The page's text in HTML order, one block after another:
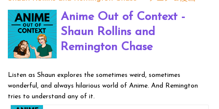
Anime Out of Context -
Shaun Rollins and
Remington Chase
Listen as Shaun explores the sometimes weird, sometimes
wonderful, and always hilarious world of Anime. And Remington
tries to understand any of it.